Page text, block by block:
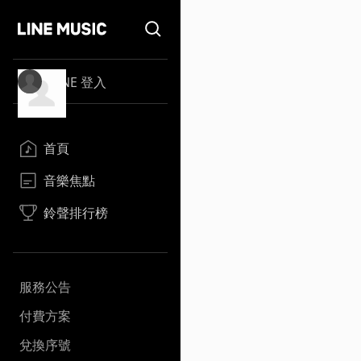
LINE 登入
首頁
音樂焦點
鈴聲排行榜
服務公告
付費方案
兌換序號